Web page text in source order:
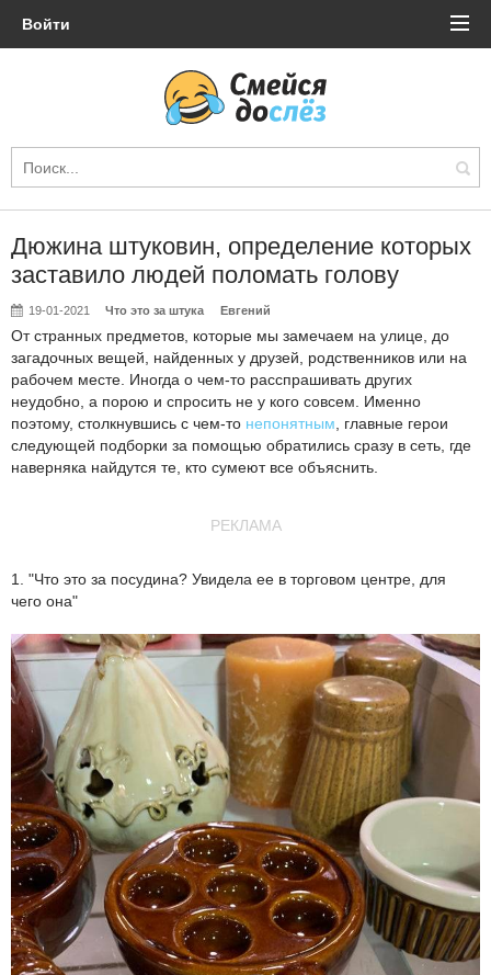
Войти
Дюжина штуковин, определение которых
заставило людей поломать голову
19-01-2021 Что это за штука Евгений
От странных предметов, которые мы замечаем на улице, до
загадочных вещей, найденных у друзей, родственников или на
рабочем месте. Иногда о чем-то расспрашивать других
неудобно, а порою и спросить не у кого совсем. Именно
поэтому, столкнувшись с чем-то непонятным , главные герои
следующей подборки за помощью обратились сразу в сеть, где
наверняка найдутся те, кто сумеют все объяснить.
РЕКЛАМА
1. "Что это за посудина? Увидела ее в торговом центре, для
чего она"